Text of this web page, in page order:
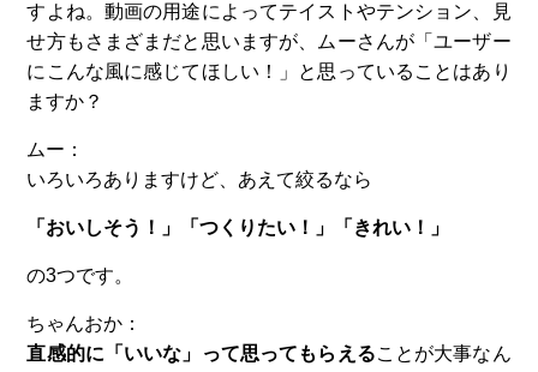
すよね。動画の用途によってテイストやテンション、見
せ方もさまざまだと思いますが、ムーさんが「ユーザー
にこんな風に感じてほしい！」と思っていることはあり
ますか？
ムー：
いろいろありますけど、あえて絞るなら
「おいしそう！」 「つくりたい！」 「きれい！」
の3つです。
ちゃんおか：
直感的に「いいな」って思ってもらえることが大事なん